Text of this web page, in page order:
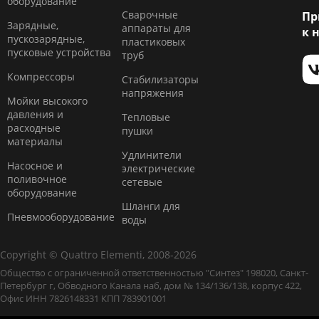
Зарядные,
пускозарядные,
пусковые устройства
Компресcоры
Мойки высокого
давления и
расходные
материалы
Насосное и
поливочное
оборудование
Пневмооборудование
Сварочные
аппараты для
пластиковых
труб
Стабилизаторы
напряжения
Тепловые
пушки
Удлинители
электрические
сетевые
Шланги для
воды
к
Copyright © Quattro Elementi, 2008-2026
Общество с ограниченной ответственностью "Синтез" 198020, Санкт-
Петербург г, Обводного Канала наб, дом № 134/136/138, корпус 422,
Офис ИНН 7826148331 КПП 783901001